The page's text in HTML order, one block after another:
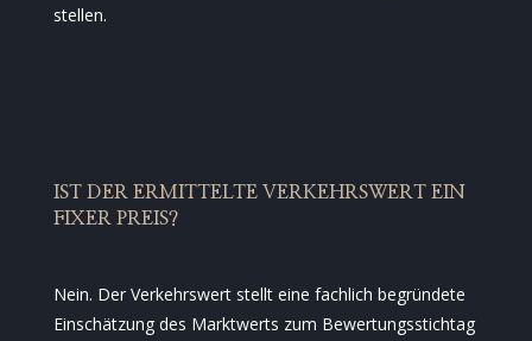
stellen.
IST DER ERMITTELTE VERKEHRSWERT EIN
FIXER PREIS?
Nein. Der Verkehrswert stellt eine fachlich begründete
Einschätzung des Marktwerts zum Bewertungsstichtag